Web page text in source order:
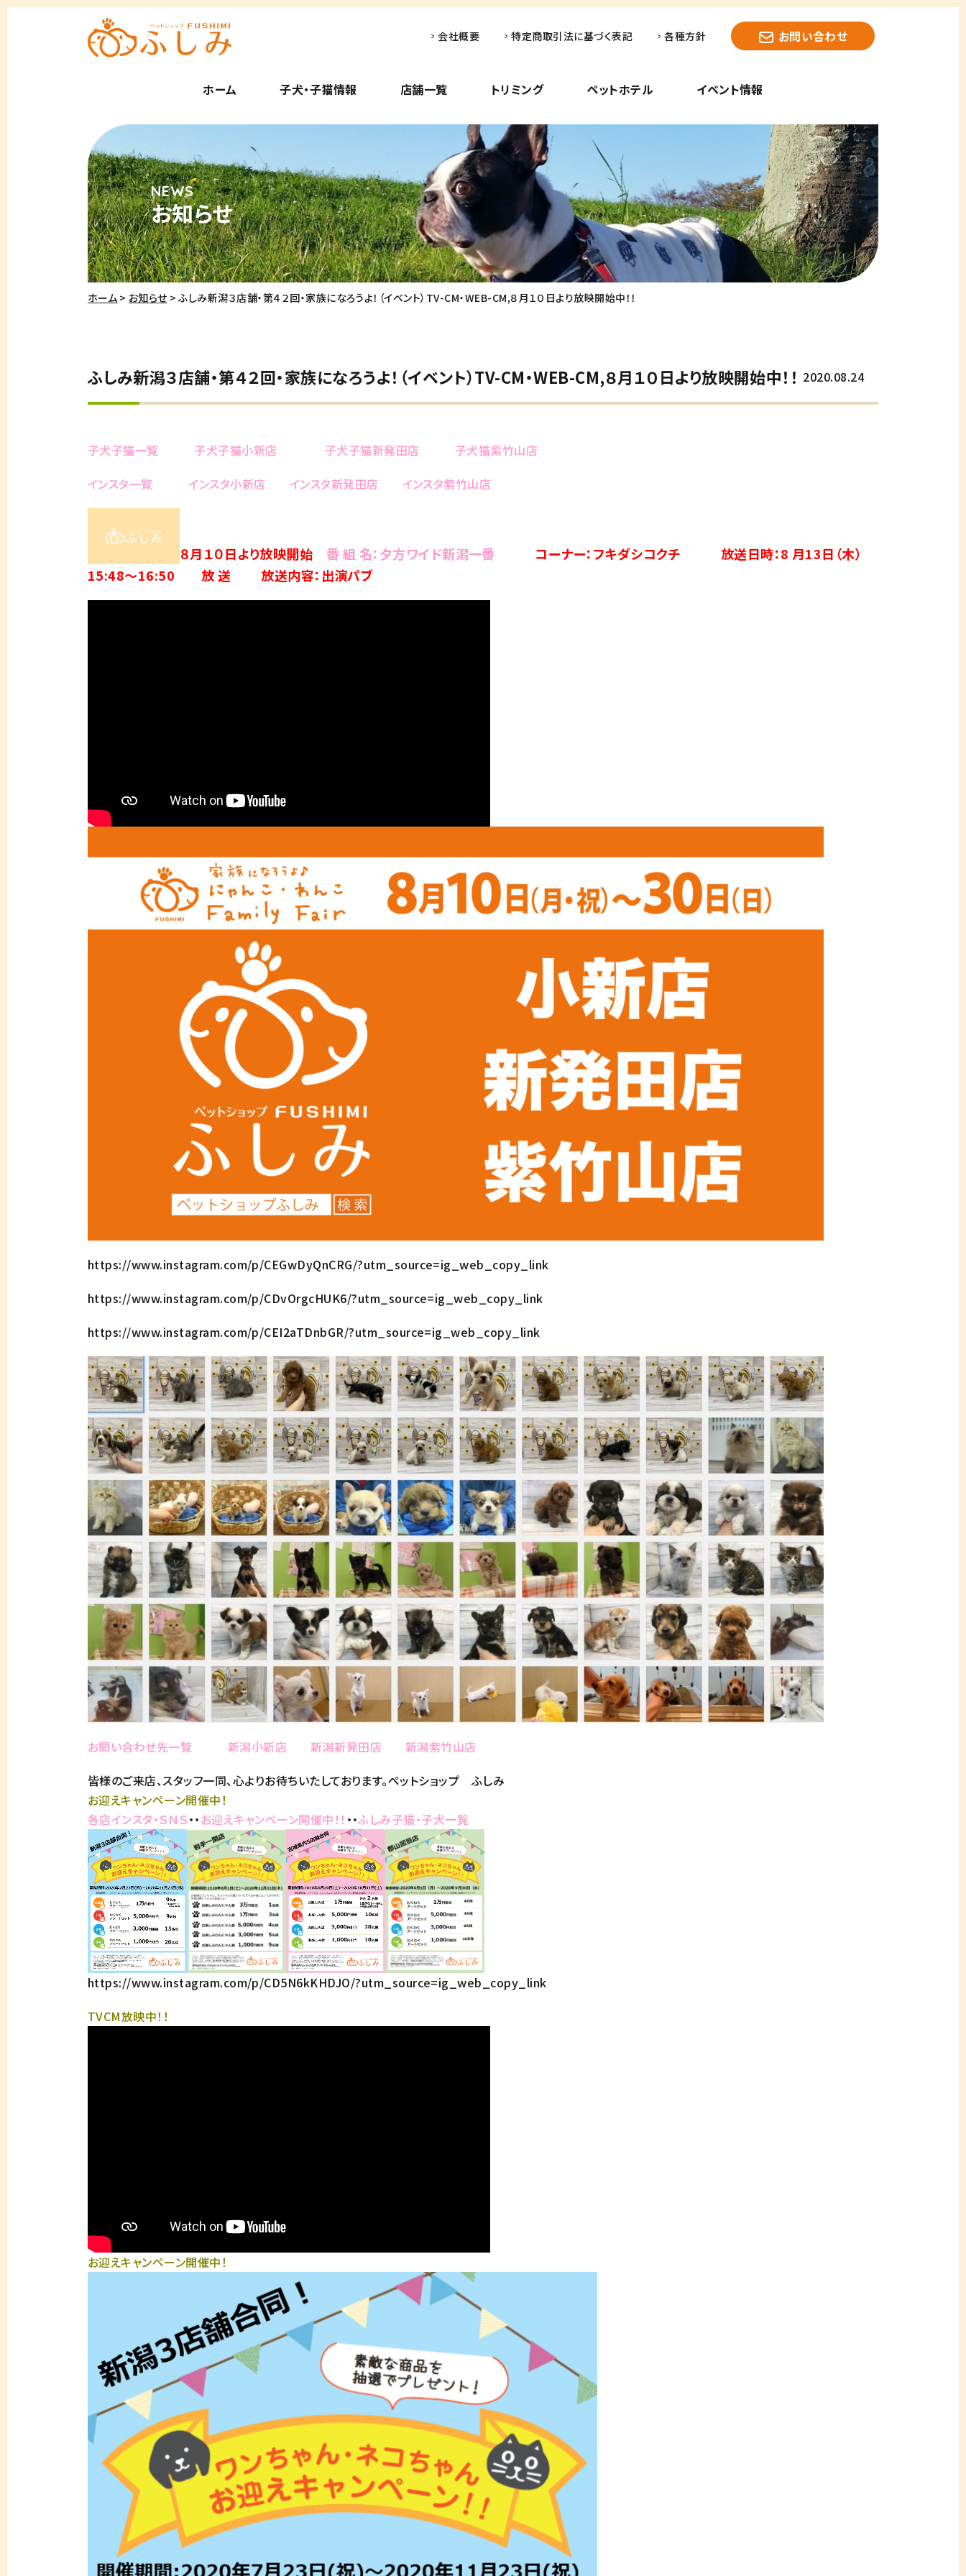
ホーム 子犬・子猫情報 店舗一覧 トリミング ペットホテル イベント情報
会社概要 特定商取引法に基づく表記 各種方針 お問い合わせ
お知らせ
ホーム お知らせ ふしみ新潟３店舗・第４２回・家族になろうよ！（イベント）TV-CM・WEB-CM,８月１０日より放映開始中！！
2020.08.24
ふしみ新潟３店舗・第４２回・家族になろうよ！（イベント）TV-CM・WEB-CM,８月１０日より放映開始中！！
子犬子猫一覧 子犬子猫小新店 子犬子猫新発田店
子犬猫紫竹山店
インスタ一覧
インスタ小新店 インスタ新発田店 インスタ紫竹山店
８月１０日より放映開始 番 組 名：夕方ワイド新潟一番
コーナー：フキダシコクチ 放送日時：8 月13日（木）
15:48～16:50 放 送 放送内容：出演パブ
https://www.instagram.com/p/CEGwDyQnCRG/?utm_source=ig_web_copy_link
https://www.instagram.com/p/CDvOrgcHUK6/?utm_source=ig_web_copy_link
https://www.instagram.com/p/CEI2aTDnbGR/?utm_source=ig_web_copy_link
お問い合わせ先一覧 新潟小新店 新潟新発田店
新潟紫竹山店
皆様のご来店、スタッフ一同、心よりお待ちいたしております。ペットショップ ふしみ
お迎えキャンペーン開催中！
各店インスタ・ＳＮＳ・・お迎えキャンペーン開催中！！ ・・ふしみ子猫・子犬一覧
https://www.instagram.com/p/CD5N6kKHDJO/?utm_source=ig_web_copy_link
TVCM放映中！！
お迎えキャンペーン開催中！